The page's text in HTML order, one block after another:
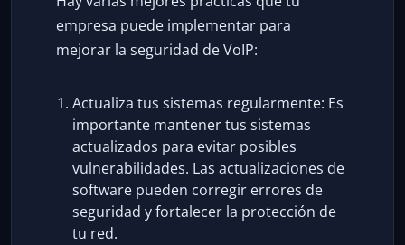
empresa puede implementar para
mejorar la seguridad de VoIP:
Actualiza tus sistemas regularmente: Es
importante mantener tus sistemas
actualizados para evitar posibles
vulnerabilidades. Las actualizaciones de
software pueden corregir errores de
seguridad y fortalecer la protección de
tu red.